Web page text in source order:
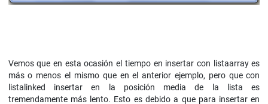
Vemos que en esta ocasión el tiempo en insertar con listaarray es
más o menos el mismo que en el anterior ejemplo, pero que con
listalinked insertar en la posición media de la lista es
tremendamente más lento. Esto es debido a que para insertar en